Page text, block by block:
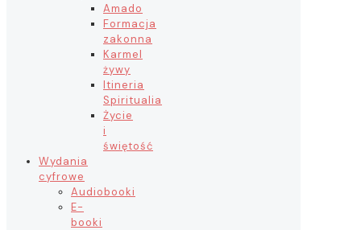
Amado
Formacja
zakonna
Karmel
żywy
Itineria
Spiritualia
Życie
i
świętość
Wydania
cyfrowe
Audiobooki
E-
booki